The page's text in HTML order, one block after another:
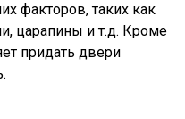
факторов, таких как
царапины и т.д. Кроме
придать двери